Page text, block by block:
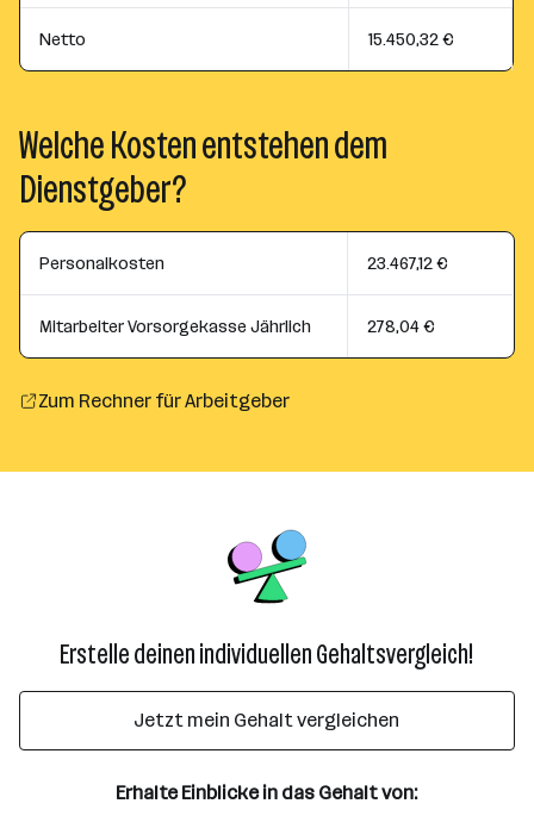
Netto 15.450,32 €
Welche Kosten entstehen dem
Dienstgeber?
Personalkosten 23.467,12 €
Mitarbeiter Vorsorgekasse Jährlich 278,04 €
Zum Rechner für Arbeitgeber
Erstelle deinen individuellen Gehaltsvergleich!
Jetzt mein Gehalt vergleichen
Erhalte Einblicke in das Gehalt von: